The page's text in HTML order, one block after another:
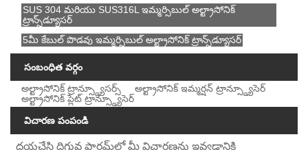
SUS 304 మరియు SUS316L ఇమ్మర్సిబుల్ అల్ట్రాసోనిక్
ట్రాన్స్‌డ్యూసర్
5మీ కేబుల్ పొడవు ఇమ్మర్సిబుల్ అల్ట్రాసోనిక్ ట్రాన్స్‌డ్యూసర్
సంబంధిత వర్గం
అల్ట్రాసోనిక్ ట్రాన్స్డ్యూసర్స్
అల్ట్రాసోనిక్ ఇమ్మర్షన్ ట్రాన్స్డ్యూసెర్
అల్ట్రాసోనిక్ ప్లేట్ ట్రాన్స్డ్యూసెర్
విచారణ పంపండి
దయచేసి దిగువ ఫారమ్‌లో మీ విచారణను ఇవ్వడానికి